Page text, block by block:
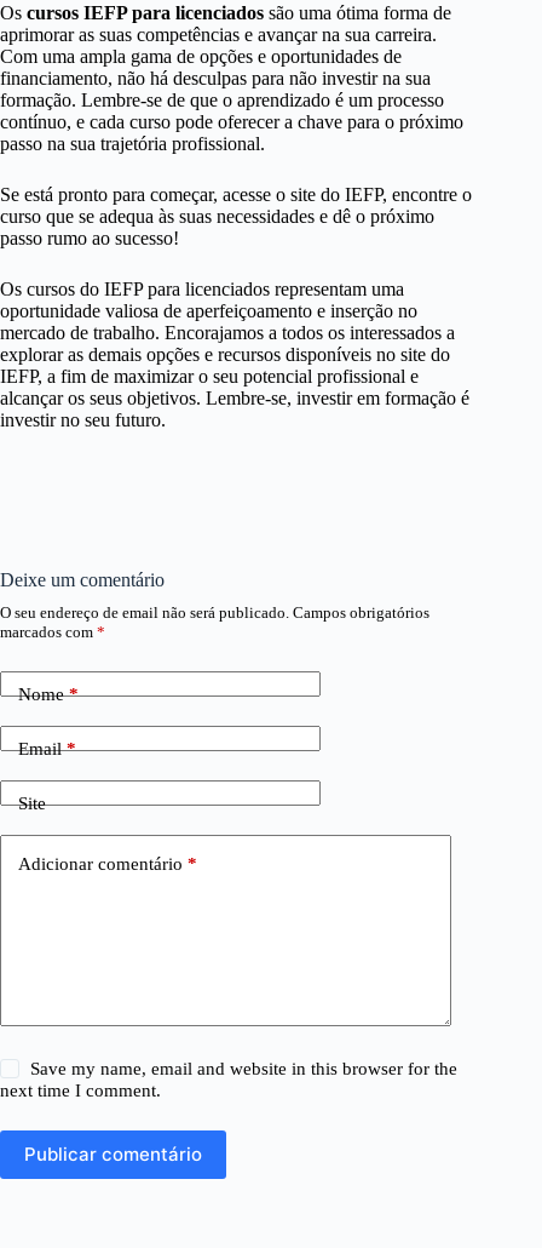
Os cursos IEFP para licenciados são uma ótima forma de
aprimorar as suas competências e avançar na sua carreira.
Com uma ampla gama de opções e oportunidades de
financiamento, não há desculpas para não investir na sua
formação. Lembre-se de que o aprendizado é um processo
contínuo, e cada curso pode oferecer a chave para o próximo
passo na sua trajetória profissional.
Se está pronto para começar, acesse o site do IEFP, encontre o
curso que se adequa às suas necessidades e dê o próximo
passo rumo ao sucesso!
Os cursos do IEFP para licenciados representam uma
oportunidade valiosa de aperfeiçoamento e inserção no
mercado de trabalho. Encorajamos a todos os interessados a
explorar as demais opções e recursos disponíveis no site do
IEFP, a fim de maximizar o seu potencial profissional e
alcançar os seus objetivos. Lembre-se, investir em formação é
investir no seu futuro.
Deixe um comentário
O seu endereço de email não será publicado. Campos obrigatórios
marcados com *
Nome*
Email*
Site
Adicionar comentário *
Save my name, email and website in this browser for the
next time I comment.
Publicar comentário